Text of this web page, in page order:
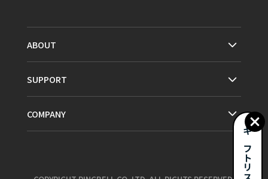
ABOUT
SUPPORT
COMPANY